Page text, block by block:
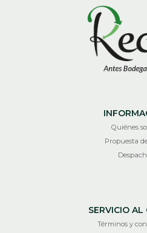
Quiénes
Propuesta
SERVICIO AL
Términos y